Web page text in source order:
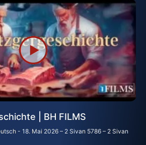
| BH FILMS
18. Mai 2026 – 2 Sivan 5786 – 2 Sivan